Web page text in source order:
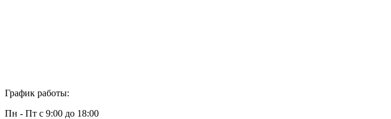
График работы:
Пн - Пт с 9:00 до 18:00